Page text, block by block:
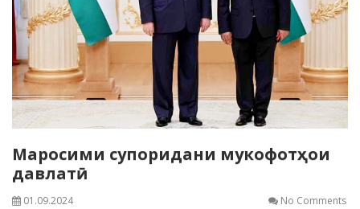
Маросими супоридани мукофотҳои
давлатӣ
01.09.2024 No Comments